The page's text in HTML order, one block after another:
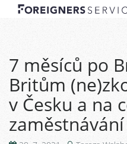
7 měsíců po
Britům
v Česku a na
zaměstnávání